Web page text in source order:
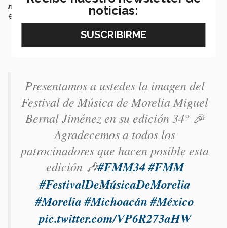
mucho la oportunidad de ir a ese hermoso festival
expresó la profesora Claudia.
Presentamos a ustedes la imagen del
Festival de Música de Morelia Miguel
Bernal Jiménez en su edición 34° 🎉
Agradecemos a todos los
patrocinadores que hacen posible esta
edición 🎶#FMM34#FMM
#FestivalDeMúsicaDeMorelia
#Morelia #Michoacán #México
pic.twitter.com/VP6R273aHW
noticias: